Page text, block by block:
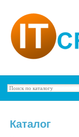
Каталог